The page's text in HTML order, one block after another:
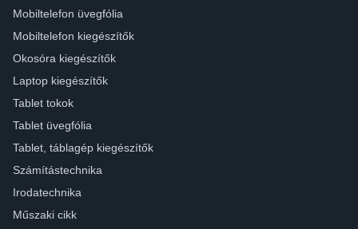
Mobiltelefon üvegfólia
Mobiltelefon kiegészítők
Okosóra kiegészítők
Laptop kiegészítők
Tablet tokok
Tablet üvegfólia
Tablet, táblagép kiegészítők
Számítástechnika
Irodatechnika
Műszaki cikk